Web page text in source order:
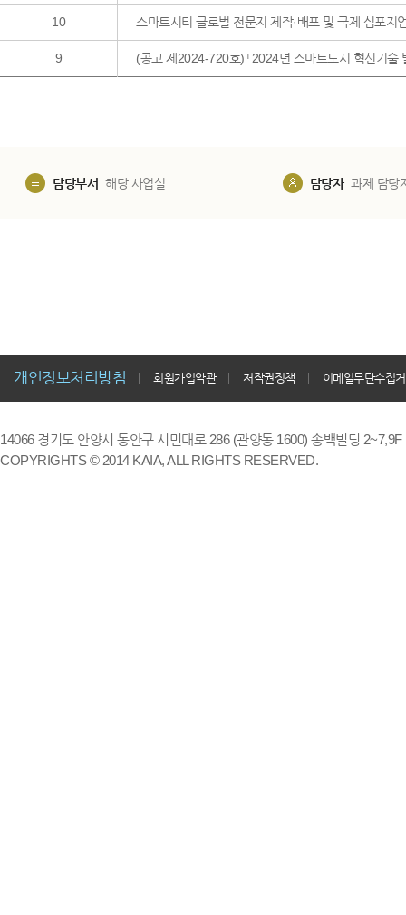
10 스마트시티 글로벌 전문지 제작·배포 및 국제 심포지
9 (공고 제2024-720호) 「2024년 스마트도시 혁신기술
담당부서 해당 사업실 담당자 과제 담당
개인정보처리방침 회원가입약관 저작권정책 이메일무단수집
14066 경기도 안양시 동안구 시민대로 286 (관양동 1600) 송백빌딩
COPYRIGHTS © 2014 KAIA, ALL RIGHTS RESERVED.